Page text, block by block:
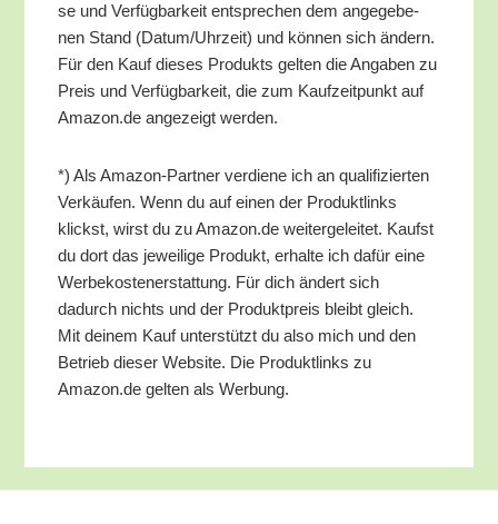
se und Ver­füg­bar­keit ent­spre­chen dem ange­ge­be­
nen Stand (Datum/​Uhrzeit) und kön­nen sich ändern.
Für den Kauf die­ses Pro­dukts gel­ten die Anga­ben zu
Preis und Ver­füg­bar­keit, die zum Kauf­zeit­punkt auf
Amazon.de ange­zeigt werden.
*) Als Ama­zon-Part­ner ver­die­ne ich an qua­li­fi­zier­ten
Ver­käu­fen. Wenn du auf einen der Pro­dukt­links
klickst, wirst du zu Amazon.de wei­ter­ge­lei­tet. Kaufst
du dort das jewei­li­ge Pro­dukt, erhal­te ich dafür eine
Wer­be­kos­ten­er­stat­tung. Für dich ändert sich
dadurch nichts und der Pro­dukt­preis bleibt gleich.
Mit dei­nem Kauf unter­stützt du also mich und den
Betrieb die­ser Web­site. Die Pro­dukt­links zu
Amazon.de gel­ten als Werbung.